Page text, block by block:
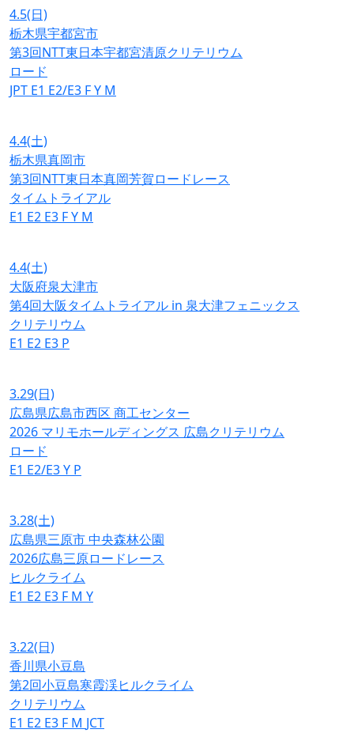
4.5(日)
栃木県宇都宮市
第3回NTT東日本宇都宮清原クリテリウム
ロード
JPT E1 E2/E3 FY M
4.4(土)
栃木県真岡市
第3回NTT東日本真岡芳賀ロードレース
タイムトライアル
E1 E2 E3 FY M
4.4(土)
大阪府泉大津市
第4回大阪タイムトライアル in 泉大津フェニックス
クリテリウム
E1 E2 E3 P
3.29(日)
広島県広島市西区 商工センター
2026 マリモホールディングス 広島クリテリウム
ロード
E1 E2/E3Y P
3.28(土)
広島県三原市 中央森林公園
2026広島三原ロードレース
ヒルクライム
E1 E2 E3 F M Y
3.22(日)
香川県小豆島
第2回小豆島寒霞渓ヒルクライム
クリテリウム
E1 E2 E3 F M JCT